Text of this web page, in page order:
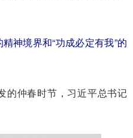
神境界和“功成必定有我”的
仲春时节，习近平总书记